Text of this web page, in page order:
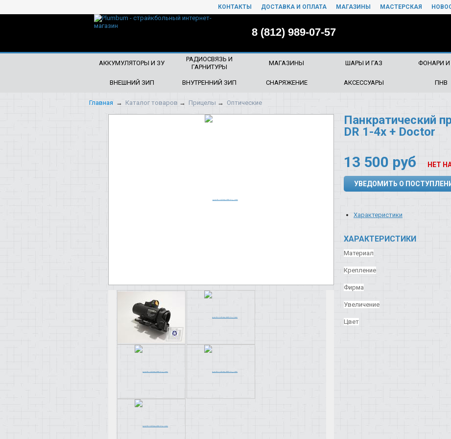
КОНТАКТЫ ДОСТАВКА И ОПЛАТА МАГАЗИНЫ МАСТЕРСКАЯ
8 (812) 989-07-57
АККУМУЛЯТОРЫ И ЗУ
РАДИОСВЯЗЬ И
ГАРНИТУРЫ
МАГАЗИНЫ ШАРЫ И ГАЗ ФОНАРИ И
ВНЕШНИЙ ЗИП ВНУТРЕННИЙ ЗИП СНАРЯЖЕНИЕ АКСЕССУАРЫ ПНВ
Главная → Каталог товаров → Прицелы → Оптические
Панкратический
DR 1-4x + Doctor
13 500 руб НЕТ
УВЕДОМИТЬ О
Характеристики
ХАРАКТЕРИСТИКИ
Материал
Крепление
Фирма
Увеличение
Цвет
ЧТО БУДЕМ ИСКАТЬ?